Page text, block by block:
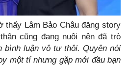
thấy Lâm Bảo Châu đăng story
cũng đang nuôi nên đã trò
bình luận vô tư thôi. Quyên nói
một tí nhưng gặp mới đầu bạn